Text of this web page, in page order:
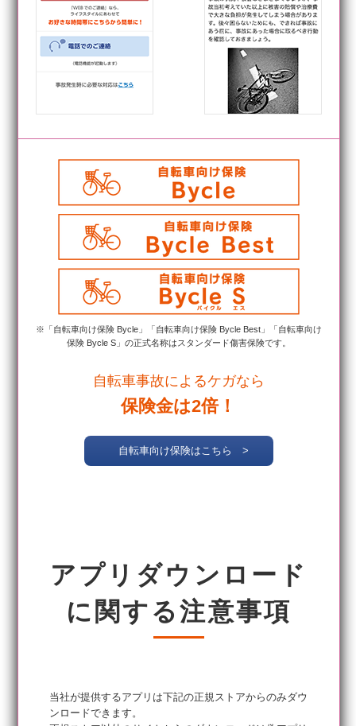
※「自転車向け保険 Bycle」「自転車向け保険 Bycle Best」「自転車向け
保険 Bycle S」の正式名称はスタンダード傷害保険です。
自転車事故によるケガなら
保険金は2倍！
自転車向け保険はこちら >
アプリダウンロード
に関する注意事項
当社が提供するアプリは下記の正規ストアからのみダウ
ンロードできます。